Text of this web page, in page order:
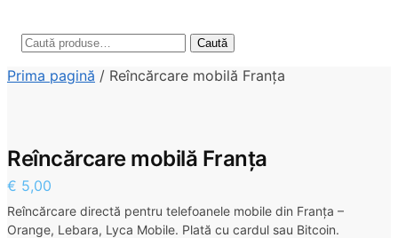
Caută
Caută
Prima pagină / Reîncărcare mobilă Franța
Reîncărcare mobilă Franța
€ 5,00
Reîncărcare directă pentru telefoanele mobile din Franța –
Orange, Lebara, Lyca Mobile. Plată cu cardul sau Bitcoin.